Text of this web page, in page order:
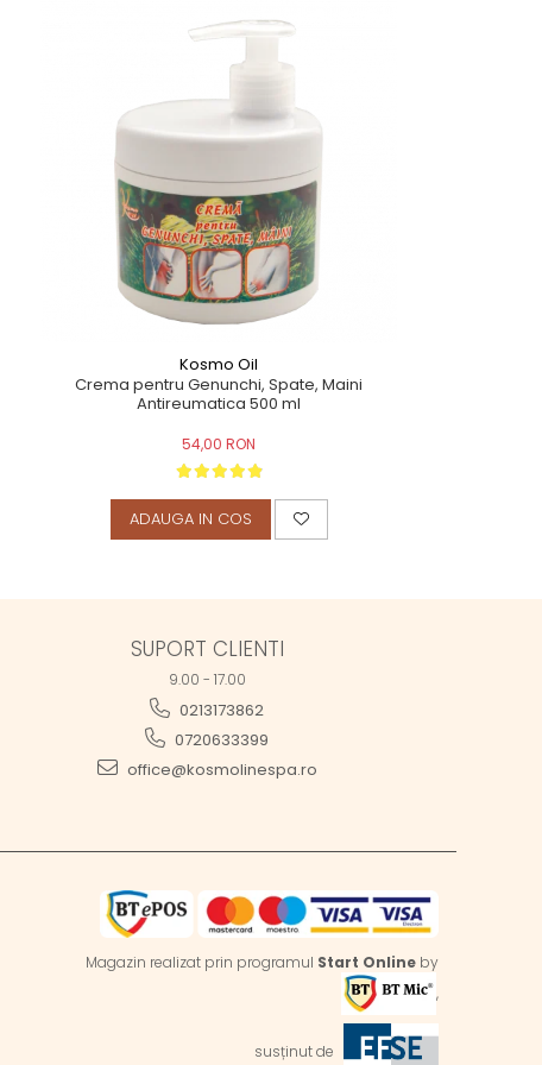
Kosmo Oil
Crema pentru Genunchi, Spate, Maini
Antireumatica 500 ml
54,00 RON
ADAUGA IN COS
SUPORT CLIENTI
9.00 - 17.00
0213173862
0720633399
office@kosmolinespa.ro
Magazin realizat prin programul Start Online by
,
susținut de